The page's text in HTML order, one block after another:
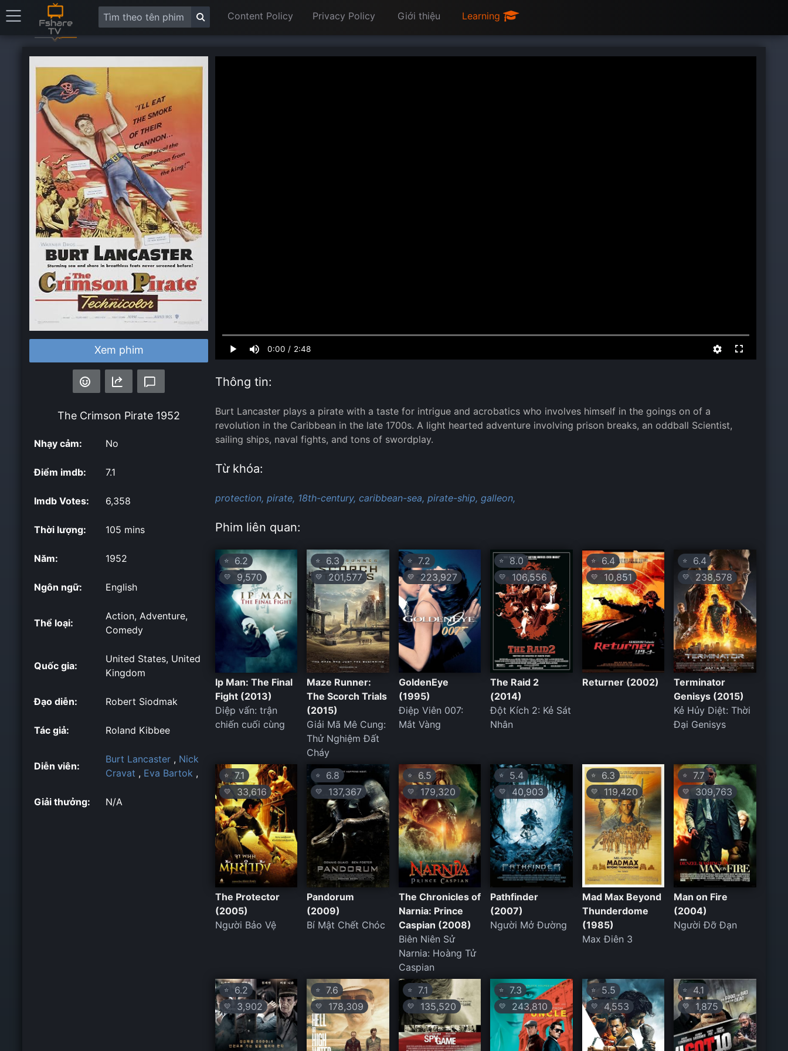
Content Policy Privacy Policy Giới thiệu Learning
Xem phim
The Crimson Pirate 1952
Nhạy cảm: No
Điểm imdb: 7.1
Imdb Votes: 6,358
Thời lượng: 105 mins
Năm: 1952
Ngôn ngữ: English
Thể loại:
Action, Adventure,
Comedy
Quốc gia:
United States, United
Kingdom
Đạo diễn: Robert Siodmak
Tác giả: Roland Kibbee
Diễn viên:
Burt Lancaster , Nick
Cravat , Eva Bartok ,
Giải thưởng: N/A
0:00 / 2:48
0.00%
Thông tin:
Burt Lancaster plays a pirate with a taste for intrigue and acrobatics who involves himself in the goings on of a
revolution in the Caribbean in the late 1700s. A light hearted adventure involving prison breaks, an oddball Scientist,
sailing ships, naval fights, and tons of swordplay.
Từ khóa:
protection, pirate, 18th-century, caribbean-sea, pirate-ship, galleon,
Phim liên quan:
⭐ 6.2
💛 9,570
Ip Man: The Final
Fight (2013)
Diệp vấn: trận
chiến cuối cùng
⭐ 6.3
💛 201,577
Maze Runner:
The Scorch Trials
(2015)
Giải Mã Mê Cung:
Thử Nghiệm Đất
Cháy
⭐7.2
💛 223,927
GoldenEye
(1995)
Điệp Viên 007:
Mắt Vàng
⭐8.0
💛 106,556
The Raid 2
(2014)
Đột Kích 2: Kẻ Sát
Nhân
⭐6.4
💛 10,851
Returner (2002)
⭐ 6.4
💛 238,578
Terminator
Genisys (2015)
Kẻ Hủy Diệt: Thời
Đại Genisys
⭐ 7.1
💛 33,616
The Protector
(2005)
Người Bảo Vệ
⭐ 6.8
💛 137,367
Pandorum
(2009)
Bí Mật Chết Chóc
⭐6.5
💛 179,320
The Chronicles of
Narnia: Prince
Caspian (2008)
Biên Niên Sử
Narnia: Hoàng Tử
Caspian
⭐ 5.4
💛 40,903
Pathfinder
(2007)
Người Mở Đường
⭐6.3
💛 119,420
Mad Max Beyond
Thunderdome
(1985)
Max Điên 3
⭐ 7.7
💛 309,763
Man on Fire
(2004)
Người Đỡ Đạn
⭐ 6.2
💛 3,902
⭐ 7.6
💛 178,309
⭐7.1
💛 135,520
⭐ 7.3
💛 243,810
⭐5.5
💛 4,553
⭐ 4.1
💛 1,875